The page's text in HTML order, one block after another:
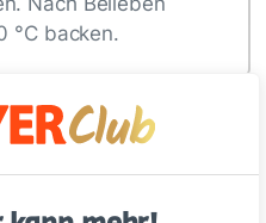
°C backen.